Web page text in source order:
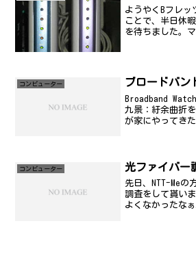
ようやくBフレッ
ことで、半日休
を待ちました。
Caster...
コンビューター ブロードバン
Broadband
九景：紆余曲折
が家にやってき
ま...
コンビューター 光ファイバー
先日、NTT-Meの
調査をして貰い
よくなかったな